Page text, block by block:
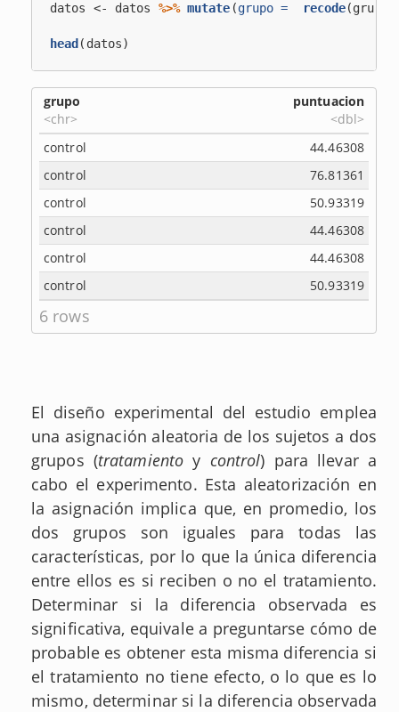
datos <-
datos %>% mutate (grupo = recode
head (datos)
grupo
<chr>
puntuacion
<dbl>
control
44.46308
control
76.81361
control
50.93319
control
44.46308
control
44.46308
control
50.93319
6 rows
El diseño experimental del estudio emplea
una asignación aleatoria de los sujetos a dos
grupos (tratamiento y control) para llevar a
cabo el experimento. Esta aleatorización en
la asignación implica que, en promedio, los
dos grupos son iguales para todas las
características, por lo que la única diferencia
entre ellos es si reciben o no el tratamiento.
Determinar si la diferencia observada es
significativa, equivale a preguntarse cómo de
probable es obtener esta misma diferencia si
el tratamiento no tiene efecto, o lo que es lo
mismo, determinar si la diferencia observada